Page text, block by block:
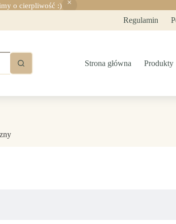
o cierpliwość :)
Regulamin
Strona główna Produkty